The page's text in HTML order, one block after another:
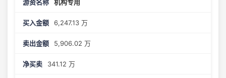
机构专用
6,247.13 万
5,906.02 万
341.12 万